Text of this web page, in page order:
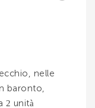
nelle
baronto,
2 unità